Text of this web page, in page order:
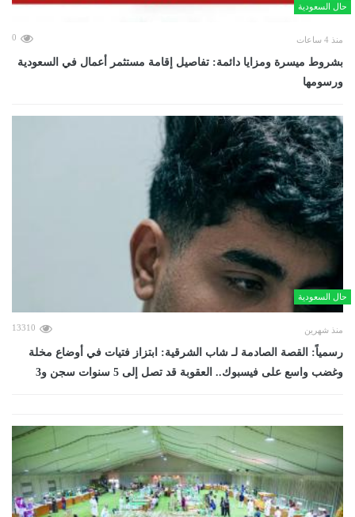
حال السعودية
منذ 4 ساعات 0
بشروط ميسرة ومزايا دائمة: تفاصيل إقامة مستثمر أعمال في السعودية
ورسومها
حال السعودية
منذ شهرين 13310
رسمياً: القصة الصادمة لـ شاب الشرقية: ابتزاز فتيات في أوضاع مخلة
وغضب واسع على فيسبوك.. العقوبة قد تصل إلى 5 سنوات سجن و3